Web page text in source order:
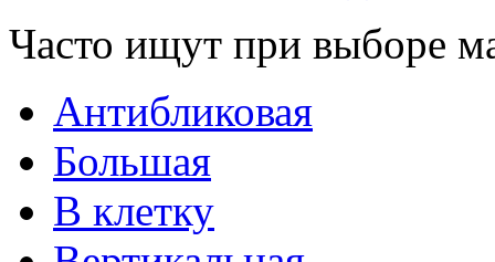
Часто ищут при выборе
Антибликовая
Большая
В клетку